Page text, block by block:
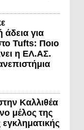
άδεια για
Tufts: Ποιο
η ΕΛ.ΑΣ.
Καλλιθέα
μέλος της